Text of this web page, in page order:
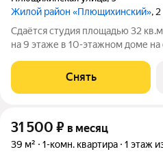
Жилой район «Плющихинский»,
Сдаётся студия площадью 32
на 9 этаже в 10-этажном доме на
Холодильник Бойлер В ванной комнате тёплый пол. Дом -
панельный, окна выходят
Снять
31 500 ₽ в месяц
39 м² 1-комн. квартира 1 этаж